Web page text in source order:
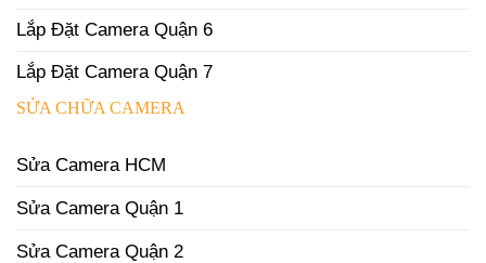
Lắp Đặt Camera Quận 6
Lắp Đặt Camera Quận 7
SỬA CHỮA CAMERA
Sửa Camera HCM
Sửa Camera Quận 1
Sửa Camera Quận 2